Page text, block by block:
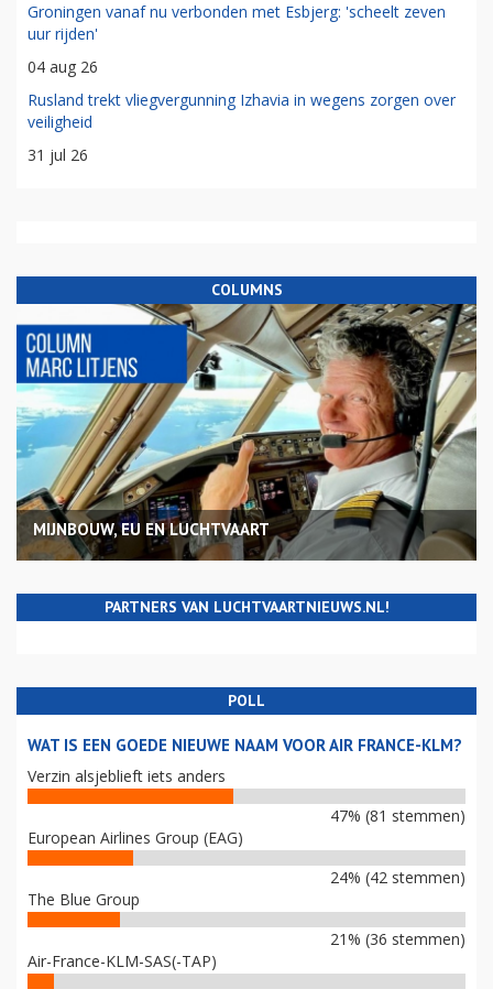
Groningen vanaf nu verbonden met Esbjerg: 'scheelt zeven
uur rijden'
04 aug 26
Rusland trekt vliegvergunning Izhavia in wegens zorgen over
veiligheid
31 jul 26
COLUMNS
MIJNBOUW, EU EN LUCHTVAART
PARTNERS VAN LUCHTVAARTNIEUWS.NL!
POLL
WAT IS EEN GOEDE NIEUWE NAAM VOOR AIR FRANCE-KLM?
Verzin alsjeblieft iets anders
47% (81 stemmen)
European Airlines Group (EAG)
24% (42 stemmen)
The Blue Group
21% (36 stemmen)
Air-France-KLM-SAS(-TAP)